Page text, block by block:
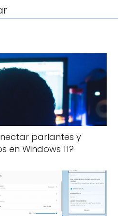
parlantes y
en Windows 11?